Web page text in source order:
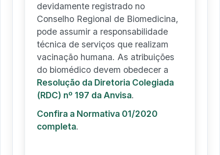
devidamente registrado no
Conselho Regional de Biomedicina,
pode assumir a responsabilidade
técnica de serviços que realizam
vacinação humana. As atribuições
do biomédico devem obedecer a
Resolução da Diretoria Colegiada
(RDC) nº 197 da Anvisa.
Confira a Normativa 01/2020
completa.